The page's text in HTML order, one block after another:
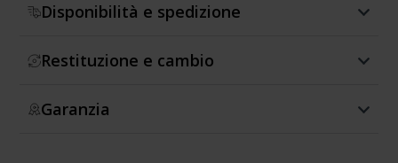
Disponibilità e spedizione
Restituzione e cambio
Garanzia